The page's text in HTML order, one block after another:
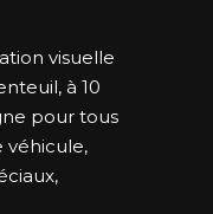
visuelle
à 10
pour tous
véhicule,